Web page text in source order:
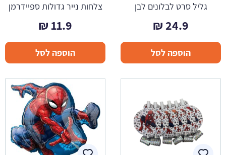
גליל סרט לבלונים לבן
24.9
₪
הוספה לסל
צלחות נייר גדולות ספיידרמן
11.9
₪
הוספה לסל